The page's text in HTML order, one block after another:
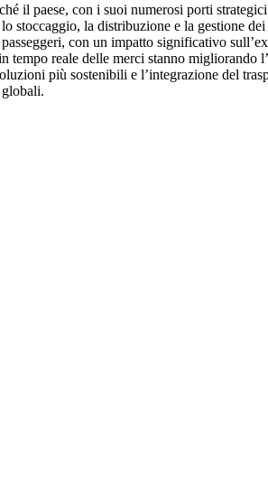
il paese, con i suoi numerosi porti
la distribuzione e la gestione
con un impatto significativo
reale delle merci stanno migliorando
più sostenibili e l’integrazione del